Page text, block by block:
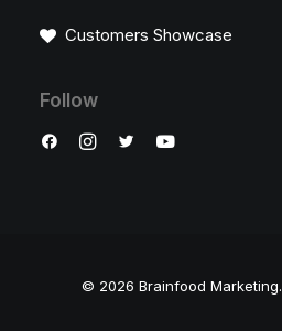
Customers Showcase
Follow
© 2026 Brainfood Marketing.